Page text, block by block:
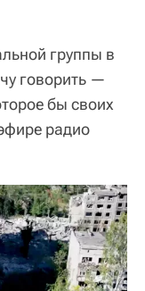
группы в
говорить —
бы своих
радио